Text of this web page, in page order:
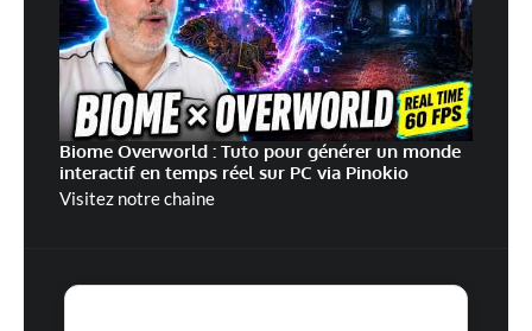
Biome Overworld : Tuto pour générer un monde
interactif en temps réel sur PC via Pinokio
Visitez notre chaine